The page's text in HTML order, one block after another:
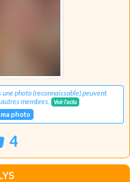
photo (reconnaissable) peuvent
membres.
Voir l'actu
photo
4